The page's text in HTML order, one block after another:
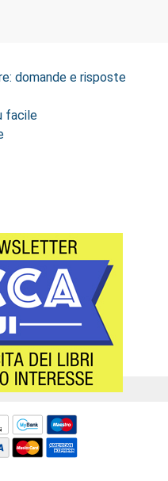
domande e risposte
facile